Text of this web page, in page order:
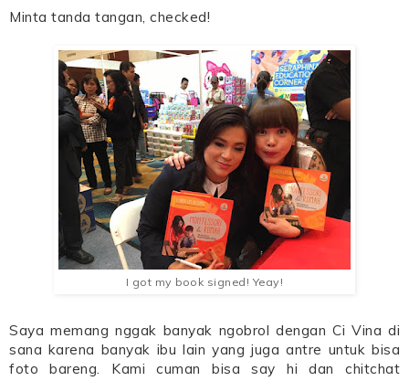
Minta tanda tangan, checked!
I got my book signed! Yeay!
Saya memang nggak banyak ngobrol dengan Ci Vina di
sana karena banyak ibu lain yang juga antre untuk bisa
foto bareng. Kami cuman bisa say hi dan chitchat